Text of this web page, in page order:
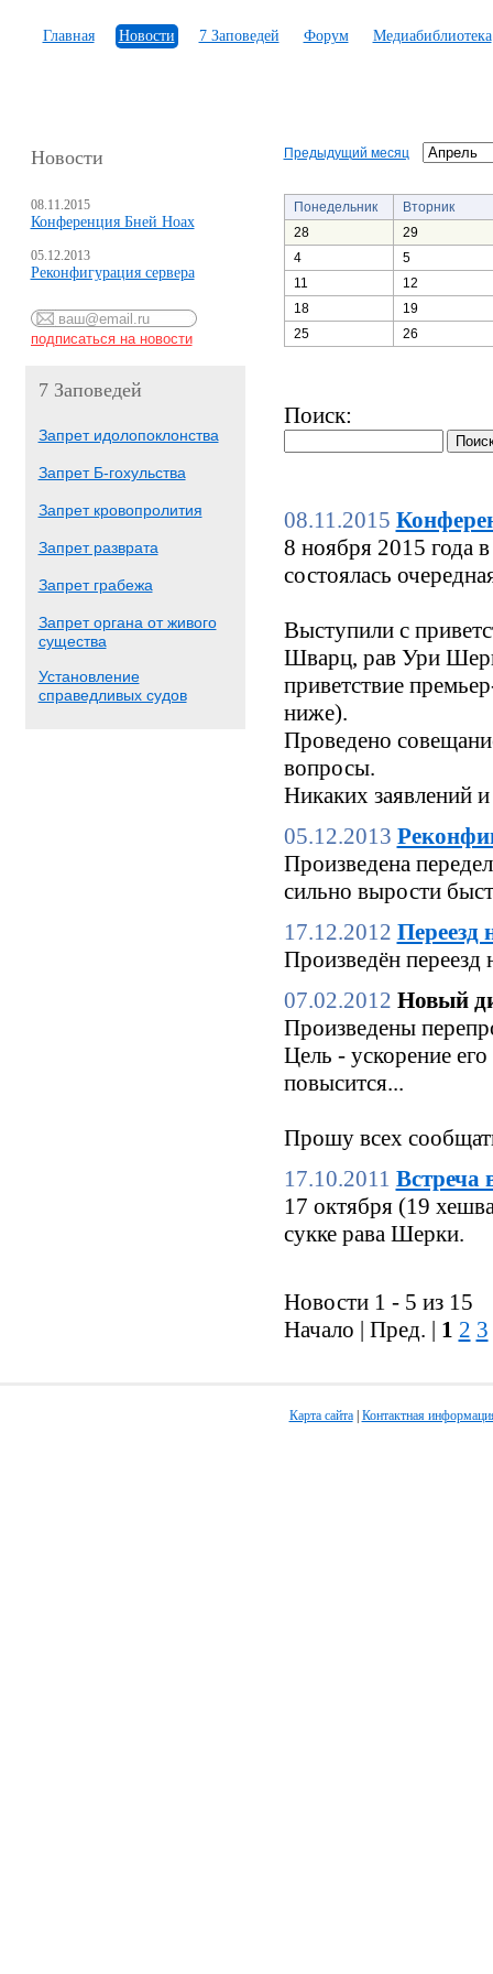
Главная Новости 7 Заповедей Форум Медиабиблиотека
Новости
08.11.2015
Конференция Бней Ноах
05.12.2013
Реконфигурация сервера
7 Заповедей
Запрет идолопоклонства
Запрет Б-гохульства
Запрет кровопролития
Запрет разврата
Запрет грабежа
Запрет органа от живого
существа
Установление
справедливых судов
Предыдущий месяц
Понедельник
Вторник
28
29
4
5
11
12
18
19
25
26
Поиск:
08.11.2015
8 ноября 2015 года
состоялась
Выступили с
Шварц, рав Ури
приветствие
ниже).
Проведено
вопросы.
Никаких заявлений
05.12.2013
Произведена
сильно вырости
17.12.2012 Переезд
Произведён переезд
07.02.2012 Новый
Произведены
Цель - ускорение
повысится...
Прошу всех
17.10.2011 Встреча
17 октября (19
сукке рава Шерки.
Новости 1 - 5 из 15
Начало | Пред. | 1 2 3
Карта сайта| Контактная